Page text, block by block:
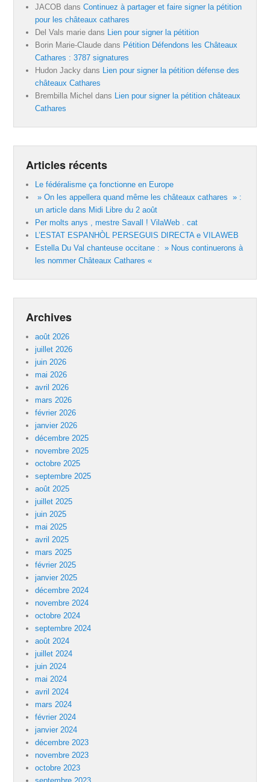
JACOB dansContinuez à partager et faire signer la pétition
pour les châteaux cathares
Del Vals marie dans
Lien pour signer la pétition
Borin Marie-Claude dans Pétition Défendons les Châteaux
Cathares : 3787 signatures
Hudon Jacky dans
Lien pour signer la pétition défense des
châteaux Cathares
Brembilla Michel dans
Lien pour signer la pétition châteaux
Cathares
Articles récents
Le fédéralisme ça fonctionne en Europe
» On les appellera quand même les châteaux cathares » :
un article dans Midi Libre du 2 août
Per molts anys , mestre Savall ! VilaWeb . cat
L’ESTAT ESPANHÒL PERSEGUIS DIRECTA e VILAWEB
Estella Du Val chanteuse occitane : » Nous continuerons à
les nommer Châteaux Cathares «
Archives
août 2026
juillet 2026
juin 2026
mai 2026
avril 2026
mars 2026
février 2026
janvier 2026
décembre 2025
novembre 2025
octobre 2025
septembre 2025
août 2025
juillet 2025
juin 2025
mai 2025
avril 2025
mars 2025
février 2025
janvier 2025
décembre 2024
novembre 2024
octobre 2024
septembre 2024
août 2024
juillet 2024
juin 2024
mai 2024
avril 2024
mars 2024
février 2024
janvier 2024
décembre 2023
novembre 2023
octobre 2023